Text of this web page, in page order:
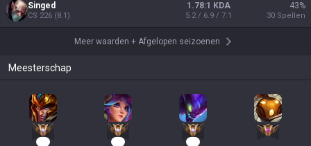
Singed
CS 226 (8.1)
1.78:1 KDA
5.2 / 6.9 / 7.1
43%
30 Spellen
Meer waarden + Afgelopen seizoenen
Meesterschap